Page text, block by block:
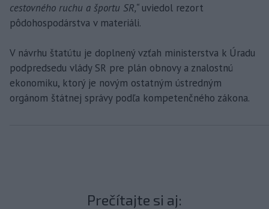
cestovného ruchu a športu SR,“ uviedol rezort
pôdohospodárstva v materiáli.
V návrhu štatútu je doplnený vzťah ministerstva k Úradu
podpredsedu vlády SR pre plán obnovy a znalostnú
ekonomiku, ktorý je novým ostatným ústredným
orgánom štátnej správy podľa kompetenčného zákona.
Prečítajte si aj: